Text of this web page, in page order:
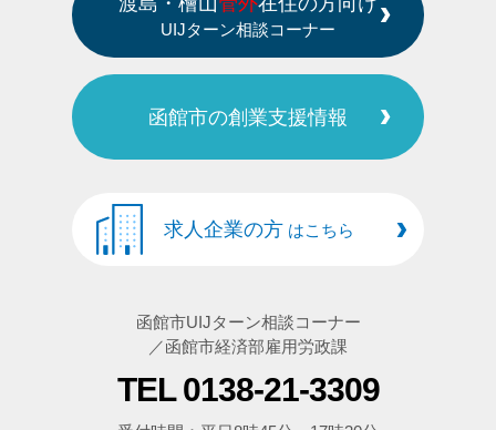
UIJターン相談コーナー
函館市の創業支援情報
求人企業の方 はこちら
函館市UIJターン相談コーナー
／函館市経済部雇用労政課
TEL 0138-21-3309